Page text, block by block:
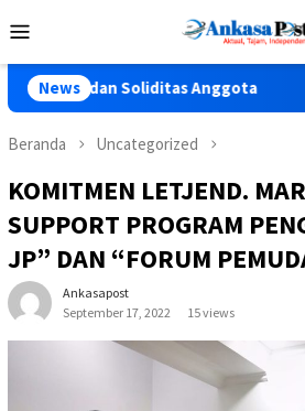
ke
Mobile
News
Soliditas Anggota Polres
Beranda Uncategorized
KOMITMEN LETJEND.
SUPPORT PROGRAM
JP” DAN “FORUM
Ankasapost
September 17, 2022
15 views